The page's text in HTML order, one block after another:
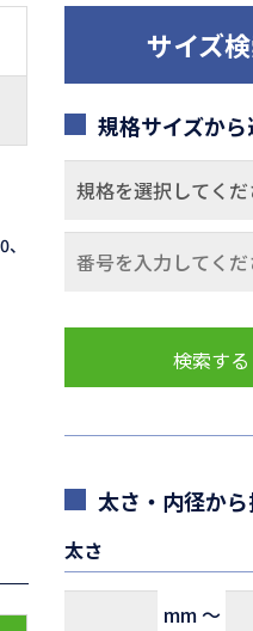
サイズ
規格サイズから
太さ・内径か
太さ
mm～